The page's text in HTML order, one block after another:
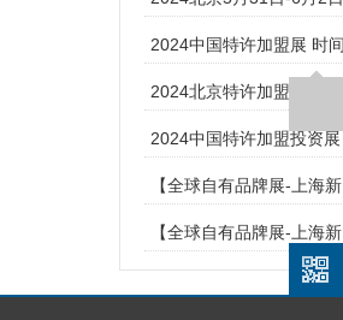
2024中国特许加盟展 时
2024北京特许加盟轻餐
2024中国特许加盟投资
【全球自有品牌展-上海
【全球自有品牌展-上海